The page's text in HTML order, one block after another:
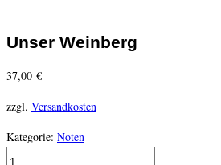
Unser Weinberg
37,00 €
zzgl. Versandkosten
Kategorie: Noten
Unser